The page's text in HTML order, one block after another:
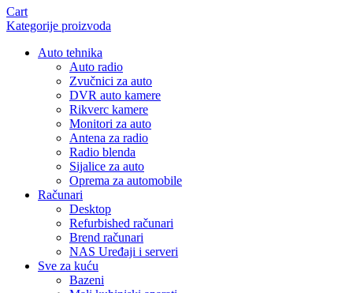
Cart
Kategorije proizvoda
Auto tehnika
Auto radio
Zvučnici za auto
DVR auto kamere
Rikverc kamere
Monitori za auto
Antena za radio
Radio blenda
Sijalice za auto
Oprema za automobile
Računari
Desktop
Refurbished računari
Brend računari
NAS Uređaji i serveri
Sve za kuću
Bazeni